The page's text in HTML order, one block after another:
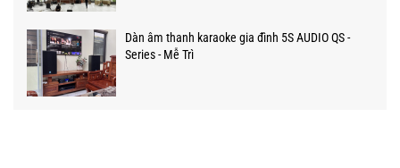
Dàn âm thanh karaoke gia đình 5S AUDIO QS -
Series - Mễ Trì